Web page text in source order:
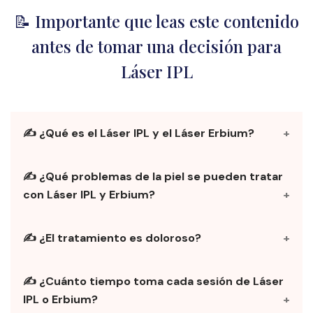
📝 Importante que leas este contenido
antes de tomar una decisión para
Láser IPL
✍️ ¿Qué es el Láser IPL y el Láser Erbium?
luz para tratar manchas, vasos sanguíneos y
estimular la producción de colágeno. El Láser
profundo, ideal para cicatrices, arrugas y
rejuvenecimiento facial. Combinados, ofrecen una
✍️ ¿Qué problemas de la piel se pueden tratar
con Láser IPL y Erbium?
solares, melasma, cicatrices de acné, líneas finas,
También son ideales para mejorar la elasticidad y el
tono del rostro.
✍️ ¿El tratamiento es doloroso?
mayoría de las personas. En el caso del Láser IPL, se
siente una ligera sensación de calor o pequeños
✍️ ¿Cuánto tiempo toma cada sesión de Láser
IPL o Erbium?